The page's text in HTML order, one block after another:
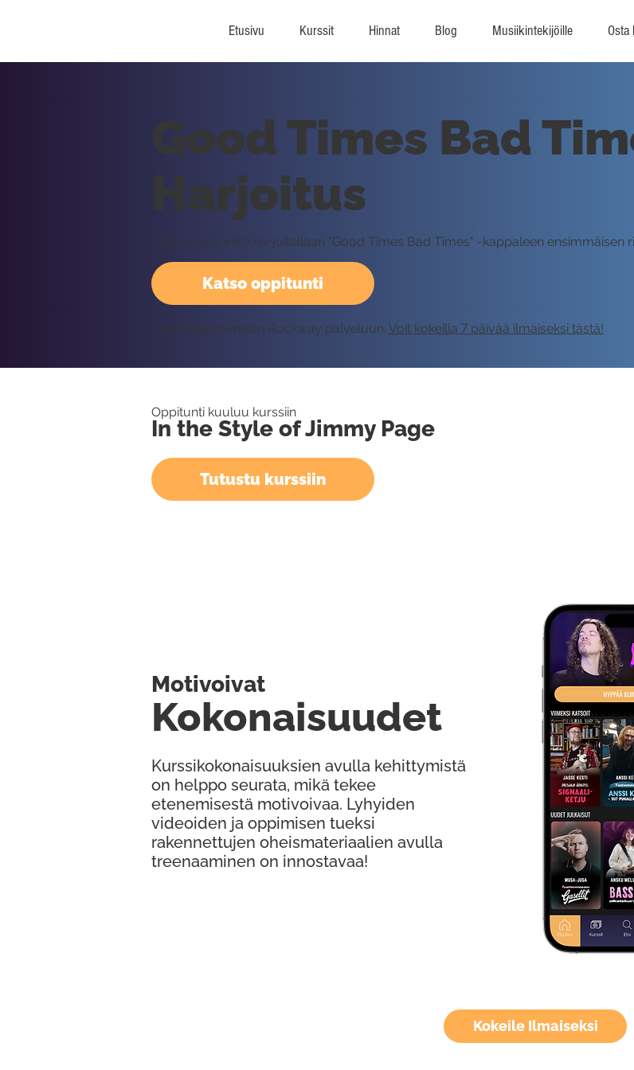
Etusivu Kurssit Hinnat Blog Musiikintekijöille Osta
Kokeile Ilmaiseksi
Katso oppitunti
Good Times Bad
Harjoitus
Tällä oppitunnilla harjoitellaan "Good Times Bad Times" -kappaleen ensimmäisen
Vaatii kirjautumisen Rockway palveluun. Voit kokeilla 7 päivää ilmaiseksi tästä!
Oppitunti kuuluu kurssiin
In the Style of Jimmy Page
Tutustu kurssiin
Kurssikokonaisuuksien avulla kehittymistä
on helppo seurata, mikä tekee
etenemisestä motivoivaa. Lyhyiden
videoiden ja oppimisen tueksi
rakennettujen oheismateriaalien avulla
treenaaminen on innostavaa!
Kokonaisuudet
Motivoivat